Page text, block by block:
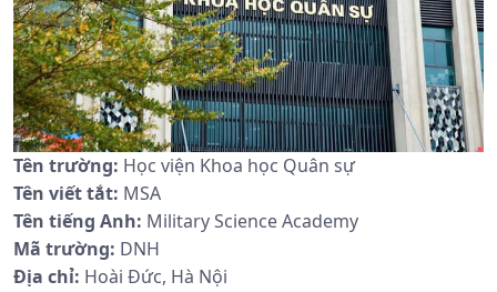
Tên trường: Học viện Khoa học Quân sự
Tên viết tắt: MSA
Tên tiếng Anh: Military Science Academy
Mã trường: DNH
Địa chỉ: Hoài Đức, Hà Nội